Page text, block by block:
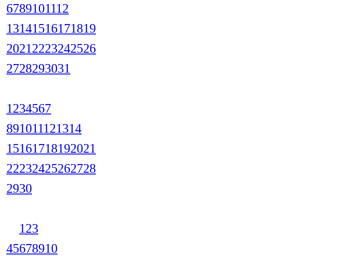
6789101112
13141516171819
2021 2223242526
2728293031
1 234567
891011121314
15161718192021
22232425262728
2930
1 23
45678910